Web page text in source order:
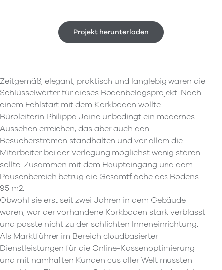
Projekt herunterladen
Zeitgemäß, elegant, praktisch und langlebig waren die
Schlüsselwörter für dieses Bodenbelagsprojekt. Nach
einem Fehlstart mit dem Korkboden wollte
Büroleiterin Philippa Jaine unbedingt ein modernes
Aussehen erreichen, das aber auch den
Besucherströmen standhalten und vor allem die
Mitarbeiter bei der Verlegung möglichst wenig stören
sollte. Zusammen mit dem Haupteingang und dem
Pausenbereich betrug die Gesamtfläche des Bodens
95 m2.
Obwohl sie erst seit zwei Jahren in dem Gebäude
waren, war der vorhandene Korkboden stark verblasst
und passte nicht zu der schlichten Inneneinrichtung.
Als Marktführer im Bereich cloudbasierter
Dienstleistungen für die Online-Kassenoptimierung
und mit namhaften Kunden aus aller Welt mussten